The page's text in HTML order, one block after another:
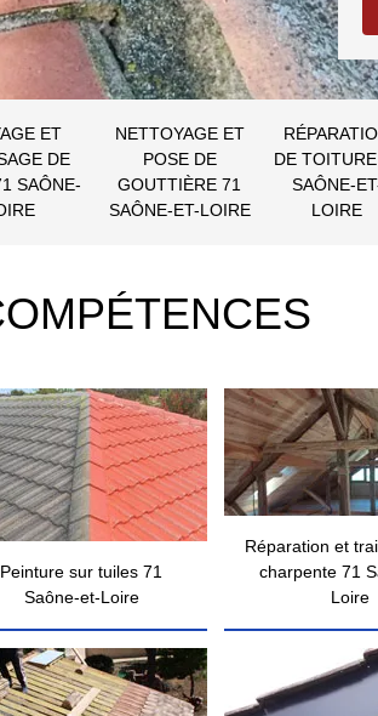
ET
DE
SAÔNE-
NETTOYAGE ET
POSE DE
GOUTTIÈRE 71
SAÔNE-ET-LOIRE
DE TOITURE
SAÔNE-
LOIRE
Peinture sur tuiles 71
Saône-et-Loire
Réparation et
charpente 71
Loire